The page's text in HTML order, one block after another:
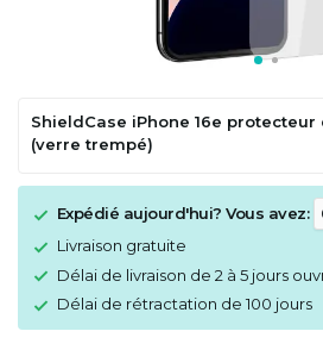
ShieldCase iPhone 16e protecteur
(verre trempé)
Expédié aujourd'hui? Vous avez:
Livraison gratuite
Délai de livraison de 2 à 5 jours
Délai de rétractation de 100 jours